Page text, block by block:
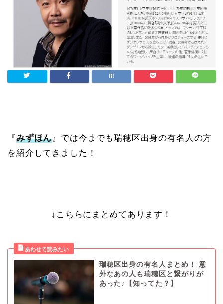
『みずほん』では今までも瑞穂区出身の有名人の方
を紹介してきました！
↓こちらにまとめてあります！
瑞穂区出身の有名人まとめ！ 意
外なあの人も瑞穂区と繋がりが
あった♪【知ってた？】